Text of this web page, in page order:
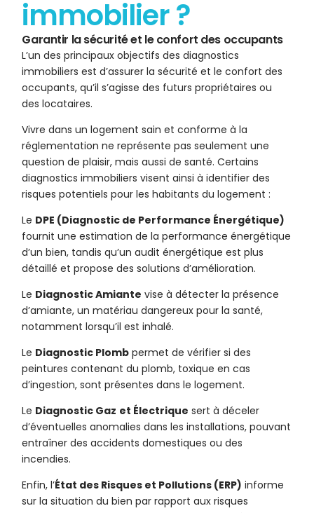
immobilier ?
Garantir la sécurité et le confort des occupants
L’un des principaux objectifs des diagnostics
immobiliers est d’assurer la sécurité et le confort des
occupants, qu’il s’agisse des futurs propriétaires ou
des locataires.
Vivre dans un logement sain et conforme à la
réglementation ne représente pas seulement une
question de plaisir, mais aussi de santé. Certains
diagnostics immobiliers visent ainsi à identifier des
risques potentiels pour les habitants du logement :
Le DPE (Diagnostic de Performance Énergétique)
fournit une estimation de la performance énergétique
d’un bien, tandis qu’un audit énergétique est plus
détaillé et propose des solutions d’amélioration.
Le Diagnostic Amiante vise à détecter la présence
d’amiante, un matériau dangereux pour la santé,
notamment lorsqu’il est inhalé.
Le Diagnostic Plomb permet de vérifier si des
peintures contenant du plomb, toxique en cas
d’ingestion, sont présentes dans le logement.
Le Diagnostic Gaz et Électrique sert à déceler
d’éventuelles anomalies dans les installations, pouvant
entraîner des accidents domestiques ou des
incendies.
Enfin, l’État des Risques et Pollutions (ERP) informe
sur la situation du bien par rapport aux risques